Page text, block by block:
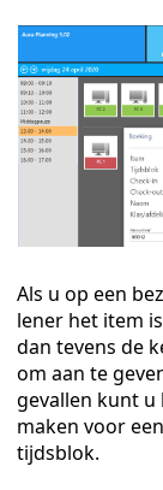
Als u op een
lener het item
dan tevens de
om aan te
gevallen kunt
maken voor
tijdsblok.